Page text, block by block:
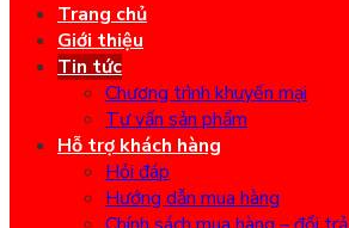
Trang chủ
Giới thiệu
Tin tức
Chương trình khuyến mại
Tư vấn sản phẩm
Hỗ trợ khách hàng
Hỏi đáp
Hướng dẫn mua hàng